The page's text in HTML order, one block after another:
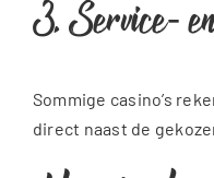
3. Service‑
Sommige casino’s
direct naast de